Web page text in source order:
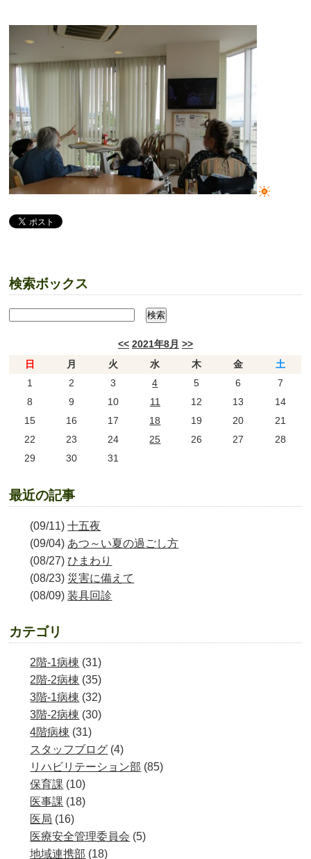
検索ボックス
<< 2021年8月 >>
日
月 火 水 木 金
土
1
2 3 4 5 6
7
8
9 10 11 12 13
14
15
16 17 18 19 20
21
22
23 24 25 26 27
28
29
30 31
最近の記事
(09/11)十五夜
(09/04) あつ～い夏の過ごし方
(08/27) ひまわり
(08/23) 災害に備えて
(08/09)装具回診
カテゴリ
2階-1病棟 (31)
2階-2病棟 (35)
3階-1病棟 (32)
3階-2病棟 (30)
4階病棟 (31)
スタッフブログ (4)
リハビリテーション部 (85)
保育課 (10)
医事課 (18)
医局 (16)
医療安全管理委員会 (5)
地域連携部 (18)